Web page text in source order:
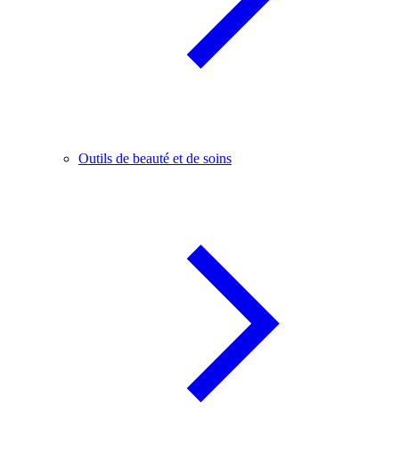
Outils de beauté et de soins